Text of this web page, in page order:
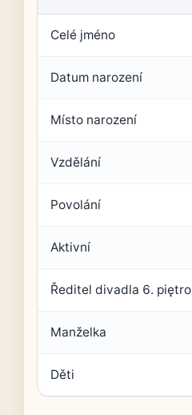
Celé jméno
Datum narození
Místo narození
Vzdělání
Povolání
Aktivní
Ředitel divadla 6. piętro
Manželka
Děti